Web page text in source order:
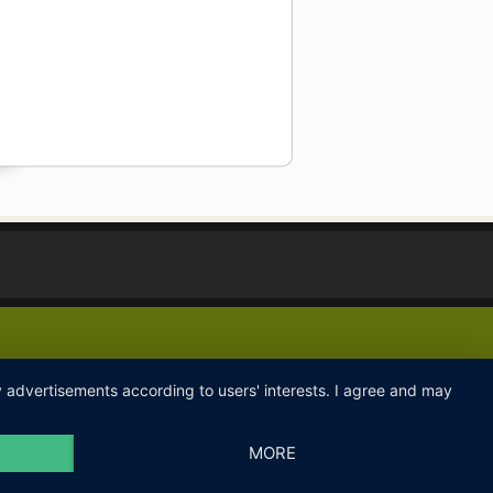
according to users' interests. I agree and may
MORE